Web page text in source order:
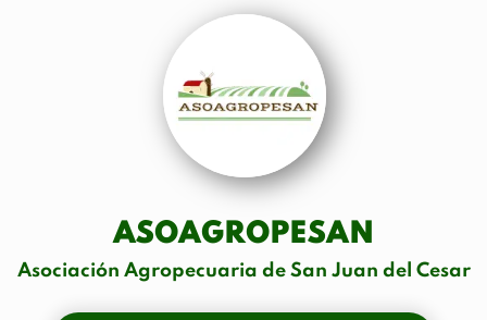
ASOAGROPESAN
Asociación Agropecuaria de San Juan del Cesar